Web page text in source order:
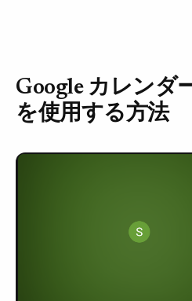
Google カレンダ
を使用する方法